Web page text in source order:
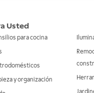
Usted
para cocina
y organización